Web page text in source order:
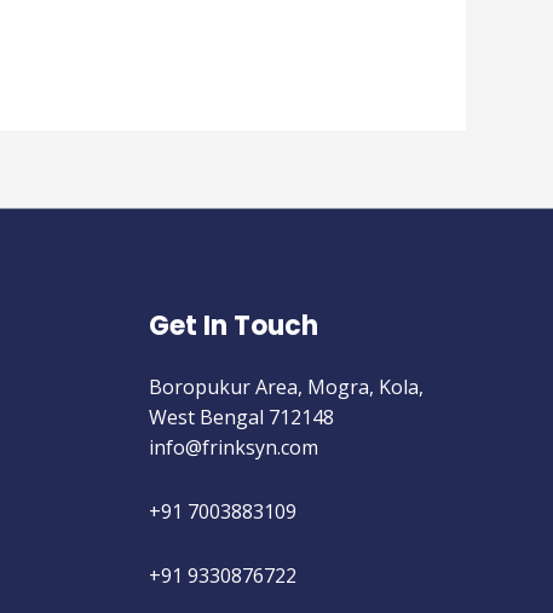
Get In Touch
Boropukur Area, Mogra, Kola,
West Bengal 712148
info@frinksyn.com
+91 7003883109
+91 9330876722